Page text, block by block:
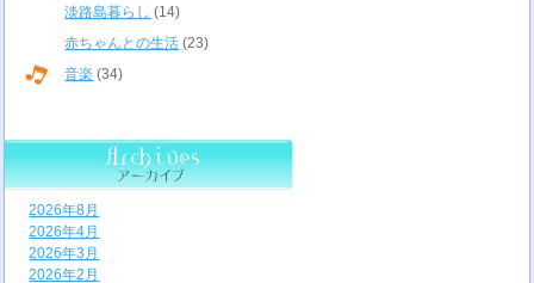
淡路島暮らし (14)
赤ちゃんとの生活 (23)
音楽 (34)
2026年8月
2026年4月
2026年3月
2026年2月